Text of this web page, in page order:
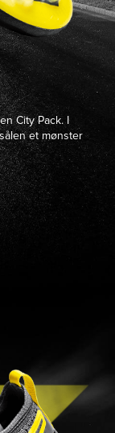
City Pack. I
et mønster